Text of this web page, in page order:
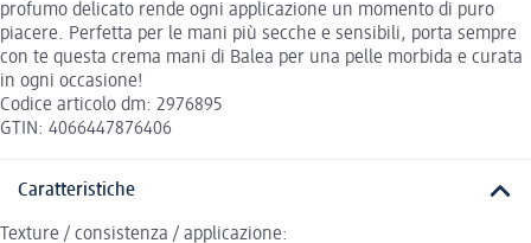
profumo delicato rende ogni applicazione un momento di puro
piacere. Perfetta per le mani più secche e sensibili, porta sempre
con te questa crema mani di Balea per una pelle morbida e curata
in ogni occasione!
Codice articolo dm: 2976895
GTIN: 4066447876406
Caratteristiche
Texture / consistenza / applicazione: